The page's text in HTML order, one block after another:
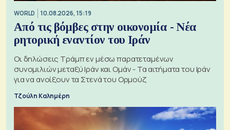
WORLD 10.08.2026, 15:19
Από τις βόμβες στην οικονομία - Νέα
ρητορική εναντίον του Ιράν
Οι δηλώσεις Τράμπ εν μέσω παρατεταμένων
συνομιλιών μεταξύ Ιράν και Ομάν - Τα αιτήματα του Ιράν
για να ανοίξουν τα Στενά του Ορμούζ
Τζούλη Καλημέρη